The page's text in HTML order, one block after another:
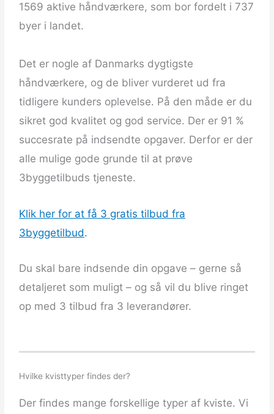
1569 aktive håndværkere, som bor fordelt i 737
byer i landet.
Det er nogle af Danmarks dygtigste
håndværkere, og de bliver vurderet ud fra
tidligere kunders oplevelse. På den måde er du
sikret god kvalitet og god service. Der er 91 %
succesrate på indsendte opgaver. Derfor er der
alle mulige gode grunde til at prøve
3byggetilbuds tjeneste.
Klik her for at få 3 gratis tilbud fra
3byggetilbud.
Du skal bare indsende din opgave – gerne så
detaljeret som muligt – og så vil du blive ringet
op med 3 tilbud fra 3 leverandører.
Hvilke kvisttyper findes der?
Der findes mange forskellige typer af kviste. Vi